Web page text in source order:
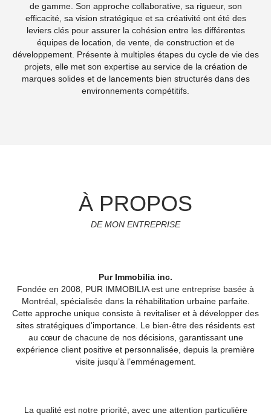
de gamme. Son approche collaborative, sa rigueur, son
efficacité, sa vision stratégique et sa créativité ont été des
leviers clés pour assurer la cohésion entre les différentes
équipes de location, de vente, de construction et de
développement. Présente à multiples étapes du cycle de vie des
projets, elle met son expertise au service de la création de
marques solides et de lancements bien structurés dans des
environnements compétitifs.
À PROPOS
DE MON ENTREPRISE
Pur Immobilia inc.
Fondée en 2008, PUR IMMOBILIA est une entreprise basée à
Montréal, spécialisée dans la réhabilitation urbaine parfaite.
Cette approche unique consiste à revitaliser et à développer des
sites stratégiques d'importance. Le bien-être des résidents est
au cœur de chacune de nos décisions, garantissant une
expérience client positive et personnalisée, depuis la première
visite jusqu’à l’emménagement.
La qualité est notre priorité, avec une attention particulière